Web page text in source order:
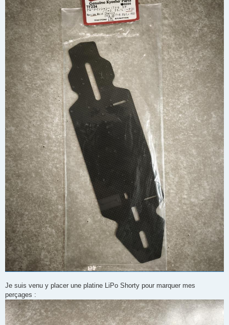
Je suis venu y placer une platine LiPo Shorty pour marquer mes
perçages :